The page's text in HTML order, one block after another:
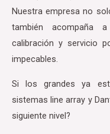
Nuestra empresa no
también acompaña
calibración y servicio
impecables.
Si los grandes ya
sistemas line array y
siguiente nivel?